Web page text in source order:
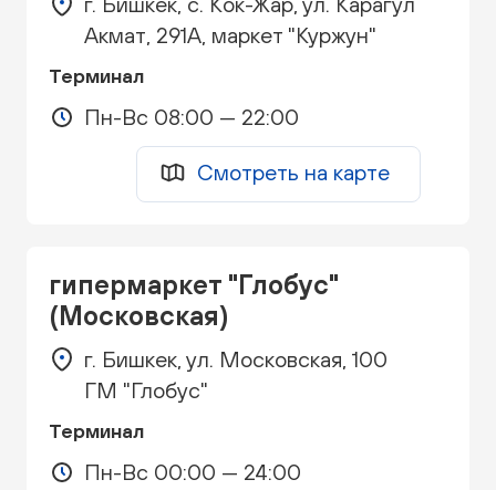
Акмат, 291А, маркет "Куржун"
Терминал
Пн-Вс 08:00 — 22:00
Смотреть на карте
гипермаркет "Глобус"
(Московская)
г. Бишкек, ул. Московская, 100
ГМ "Глобус"
Терминал
Пн-Вс 00:00 — 24:00